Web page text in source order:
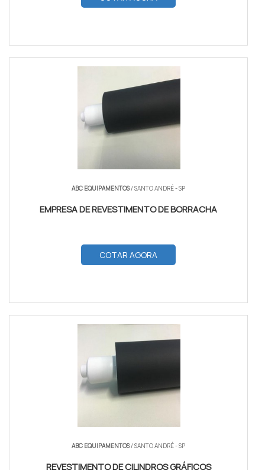
ABC EQUIPAMENTOS/ SANTO ANDRÉ - SP
EMPRESA DE REVESTIMENTO DE BORRACHA
COTAR AGORA
ABC EQUIPAMENTOS/ SANTO ANDRÉ - SP
REVESTIMENTO DE CILINDROS GRÁFICOS